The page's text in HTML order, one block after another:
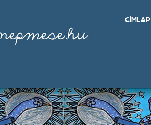
CÍMLAP